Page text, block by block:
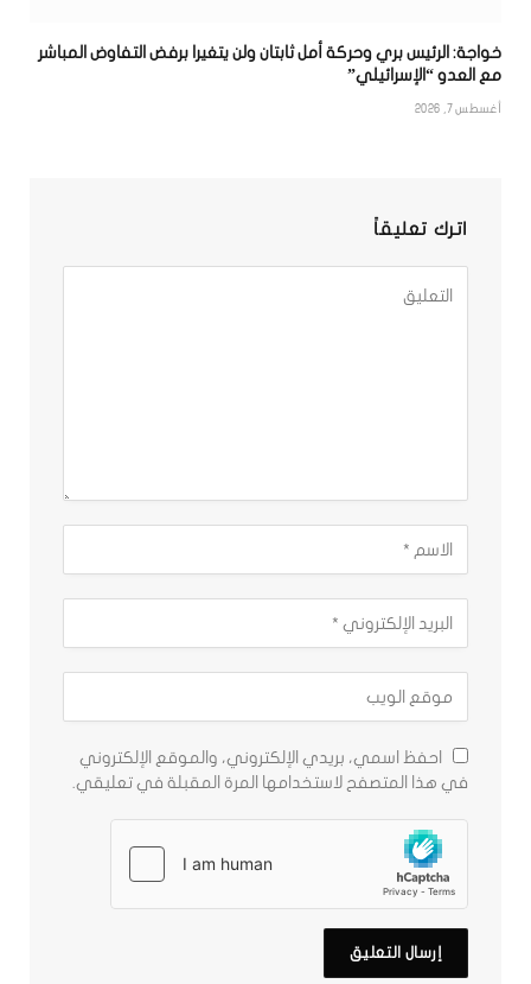
خواجة: الرئيس بري وحركة أمل ثابتان ولن يتغيرا برفض التفاوض المباشر
مع العدو “الإسرائيلي”
أغسطس 7, 2026
اترك تعليقاً
احفظ اسمي، بريدي الإلكتروني، والموقع الإلكتروني
في هذا المتصفح لاستخدامها المرة المقبلة في تعليقي.